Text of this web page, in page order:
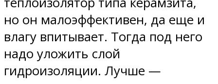
но он малоэффективен, да еще и
влагу впитывает. Тогда под него
надо уложить слой
гидроизоляции. Лучше —